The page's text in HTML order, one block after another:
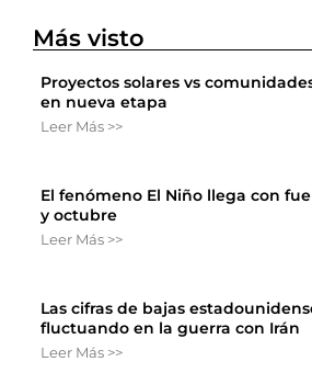
Más visto
Proyectos solares vs
en nueva etapa
Leer Más >>
El fenómeno El Niño llega con
y octubre
Leer Más >>
Las cifras de bajas
fluctuando en la guerra con Irán
Leer Más >>